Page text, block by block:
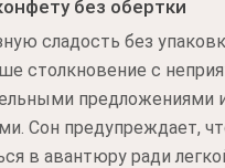
без обертки
сладость без
столкновение с
предложениями
Сон предупреждает,
в авантюру ради